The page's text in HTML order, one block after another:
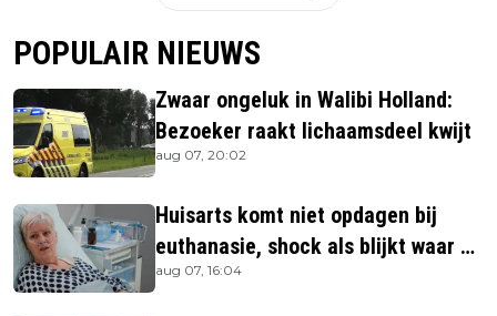
POPULAIR NIEUWS
Zwaar ongeluk in Walibi Holland:
Bezoeker raakt lichaamsdeel kwijt
aug 07, 20:02
Huisarts komt niet opdagen bij
euthanasie, shock als blijkt waar ze
is
aug 07, 16:04